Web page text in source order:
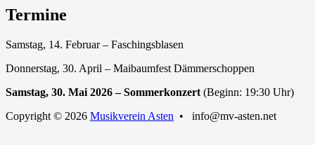
Termine
Samstag, 14. Februar – Faschingsblasen
Donnerstag, 30. April – Maibaumfest Dämmerschoppen
Samstag, 30. Mai 2026 – Sommerkonzert (Beginn: 19:30 Uhr)
Copyright © 2026 Musikverein Asten • info@mv-asten.net